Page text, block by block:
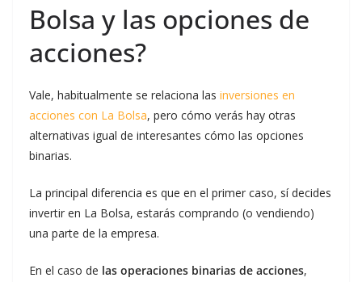
Bolsa y las opciones de
acciones?
Vale, habitualmente se relaciona las inversiones en
acciones con La Bolsa, pero cómo verás hay otras
alternativas igual de interesantes cómo las opciones
binarias.
La principal diferencia es que en el primer caso, sí decides
invertir en La Bolsa, estarás comprando (o vendiendo)
una parte de la empresa.
En el caso de las operaciones binarias de acciones,